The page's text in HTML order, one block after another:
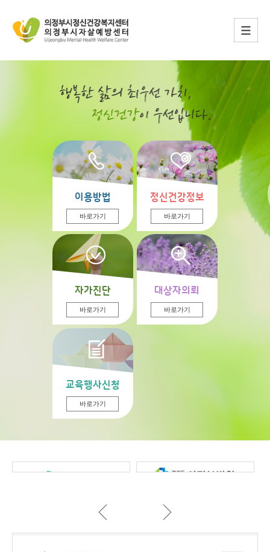
이용방법
바로가기
정신건강정보
바로가기
자가진단
바로가기
대상자의뢰
바로가기
교육행사신청
바로가기